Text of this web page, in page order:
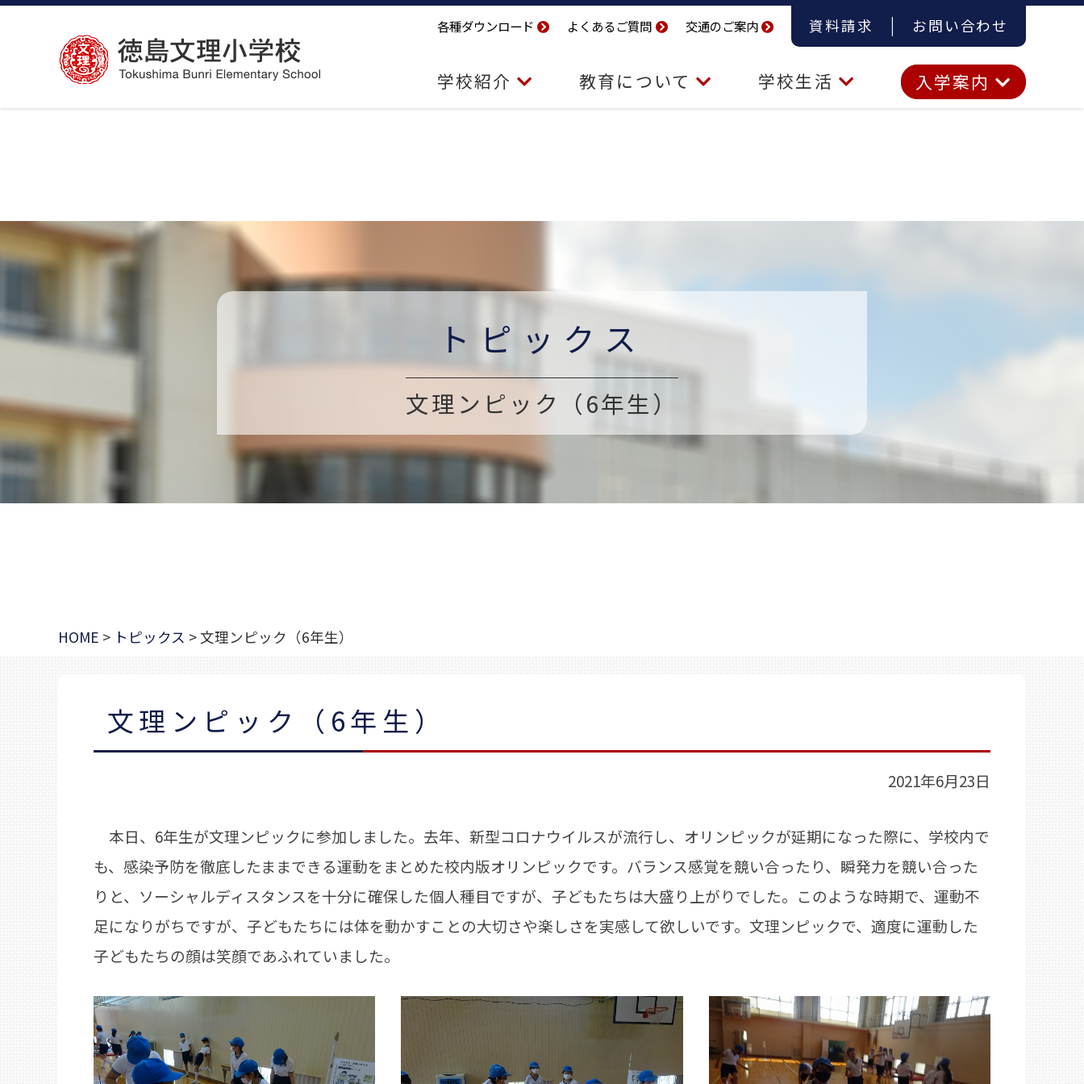
コ
キ
ッ
各種ダウンロード よくあるご質問 交通のご案内 資料請求 お問い合わせ
学校紹介 教育について 学校生活 入学案内
トピックス
文理ンピック（6年生）
HOME > トピックス >文理ンピック（6年生）
文理ンピック（6年生）
2021年6月23日
本日、6年生が文理ンピックに参加しました。去年、新型コロナウイルスが流行し、オリンピックが延期になった際に、学校内で
も、感染予防を徹底したままできる運動をまとめた校内版オリンピックです。バランス感覚を競い合ったり、瞬発力を競い合った
りと、ソーシャルディスタンスを十分に確保した個人種目ですが、子どもたちは大盛り上がりでした。このような時期で、運動不
足になりがちですが、子どもたちには体を動かすことの大切さや楽しさを実感して欲しいです。文理ンピックで、適度に運動した
子どもたちの顔は笑顔であふれていました。